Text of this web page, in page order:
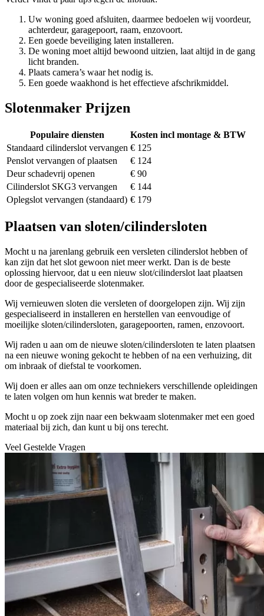
Uw woning goed afsluiten, daarmee bedoelen wij voordeur,
achterdeur, garagepoort, raam, enzovoort.
Een goede beveiliging laten installeren.
De woning moet altijd bewoond uitzien, laat altijd in de gang
licht branden.
Plaats camera’s waar het nodig is.
Een goede waakhond is het effectieve afschrikmiddel.
Slotenmaker Prijzen
Populaire diensten
Kosten incl montage & BTW
Standaard cilinderslot vervangen € 125
Penslot vervangen of plaatsen
€ 124
Deur schadevrij openen
€ 90
Cilinderslot SKG3 vervangen
€ 144
Oplegslot vervangen (standaard) € 179
Plaatsen van sloten/cilindersloten
Mocht u na jarenlang gebruik een versleten cilinderslot hebben of
kan zijn dat het slot gewoon niet meer werkt. Dan is de beste
oplossing hiervoor, dat u een nieuw slot/cilinderslot laat plaatsen
door de gespecialiseerde slotenmaker.
Wij vernieuwen sloten die versleten of doorgelopen zijn. Wij zijn
gespecialiseerd in installeren en herstellen van eenvoudige of
moeilijke sloten/cilindersloten, garagepoorten, ramen, enzovoort.
Wij raden u aan om de nieuwe sloten/cilindersloten te laten plaatsen
na een nieuwe woning gekocht te hebben of na een verhuizing, dit
om inbraak of diefstal te voorkomen.
Wij doen er alles aan om onze techniekers verschillende opleidingen
te laten volgen om hun kennis wat breder te maken.
Mocht u op zoek zijn naar een bekwaam slotenmaker met een goed
materiaal bij zich, dan kunt u bij ons terecht.
Veel Gestelde Vragen